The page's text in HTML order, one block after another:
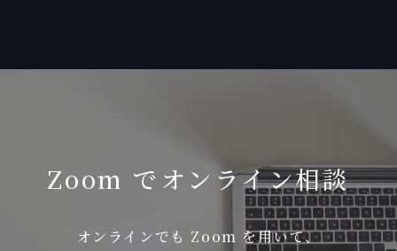
Zoom でオンライン相談
オンラインでも Zoom を用いて、